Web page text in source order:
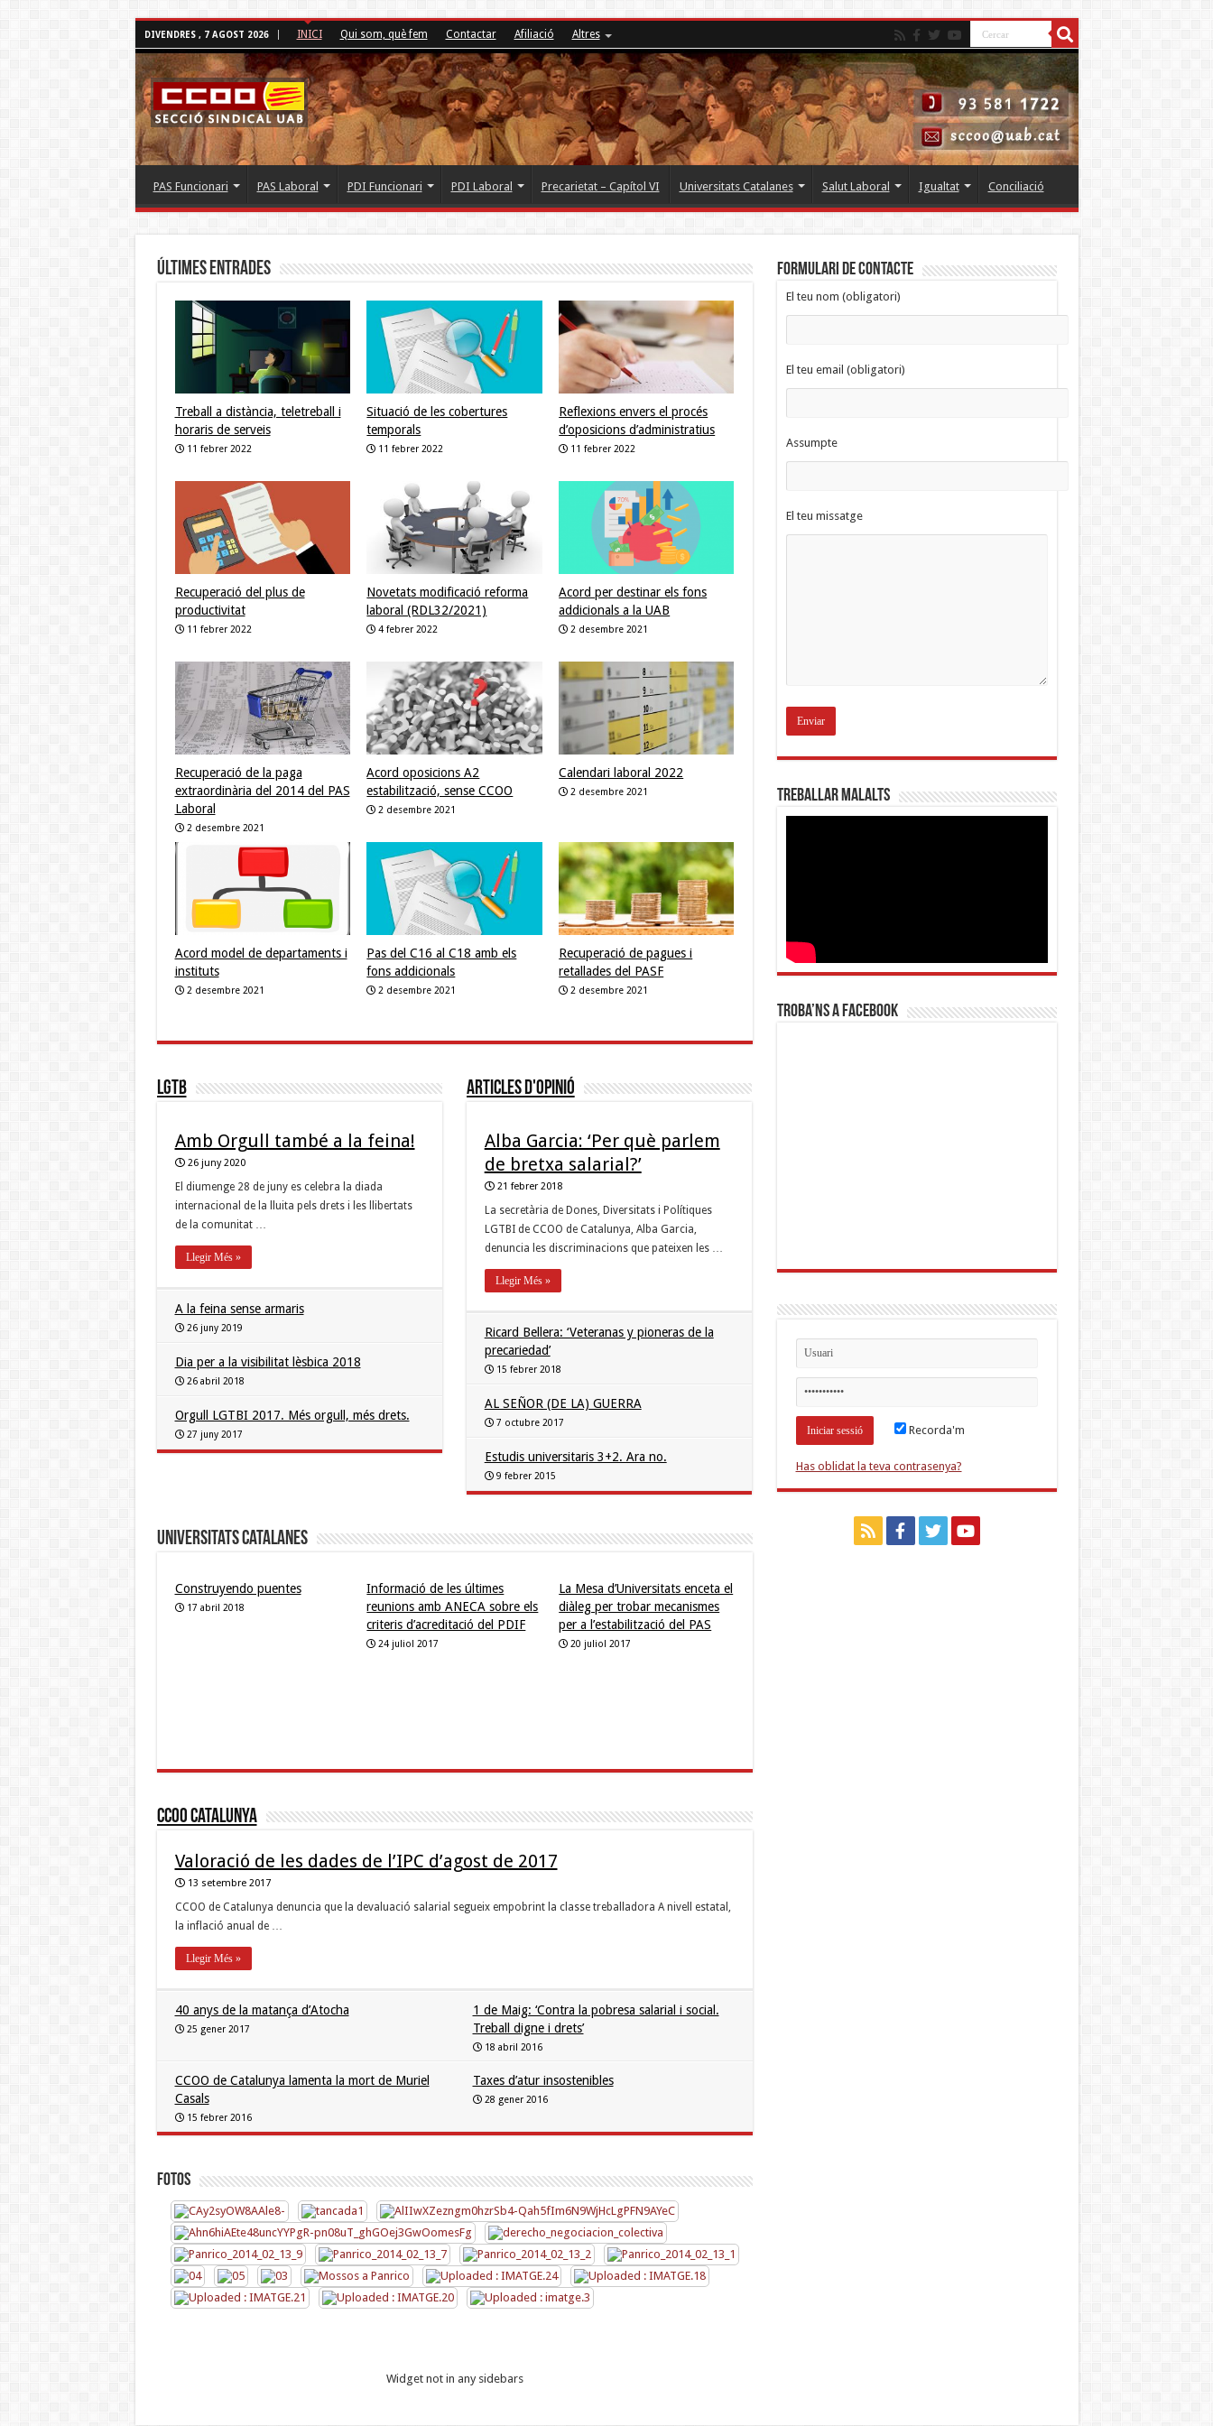
DIVENDRES , 7 AGOST 2026 INICI Qui som, què fem Contactar Afiliació Altres
PAS Funcionari PAS Laboral PDI Funcionari PDI Laboral Precarietat – Capítol VI Universitats Catalanes Salut Laboral Igualtat Conciliació
Últimes Entrades
Treball a distància, teletreball i
horaris de serveis
11 febrer 2022
Situació de les cobertures
temporals
11 febrer 2022
Reflexions envers el procés
d’oposicions d’administratius
11 febrer 2022
Recuperació del plus de
productivitat
11 febrer 2022
Novetats modificació reforma
laboral (RDL32/2021)
4 febrer 2022
Acord per destinar els fons
addicionals a la UAB
2 desembre 2021
Recuperació de la paga
extraordinària del 2014 del PAS
Laboral
2 desembre 2021
Acord oposicions A2
estabilització, sense CCOO
2 desembre 2021
Calendari laboral 2022
2 desembre 2021
Acord model de departaments i
instituts
2 desembre 2021
Pas del C16 al C18 amb els
fons addicionals
2 desembre 2021
Recuperació de pagues i
retallades del PASF
2 desembre 2021
LGTB
Amb Orgull també a la feina!
26 juny 2020
El diumenge 28 de juny es celebra la diada
internacional de la lluita pels drets i les llibertats
de la comunitat …
Llegir Més »
A la feina sense armaris
26 juny 2019
Dia per a la visibilitat lèsbica 2018
26 abril 2018
Orgull LGTBI 2017. Més orgull, més drets.
27 juny 2017
Articles d'opinió
Alba Garcia: ‘Per què parlem
de bretxa salarial?’
21 febrer 2018
La secretària de Dones, Diversitats i Polítiques
LGTBI de CCOO de Catalunya, Alba Garcia,
denuncia les discriminacions que pateixen les …
Llegir Més »
Ricard Bellera: ‘Veteranas y pioneras de la
precariedad’
15 febrer 2018
AL SEÑOR (DE LA) GUERRA
7 octubre 2017
Estudis universitaris 3+2. Ara no.
9 febrer 2015
Universitats Catalanes
Construyendo puentes
17 abril 2018
Informació de les últimes
reunions amb ANECA sobre els
criteris d’acreditació del PDIF
24 juliol 2017
La Mesa d’Universitats enceta el
diàleg per trobar mecanismes
per a l’estabilització del PAS
20 juliol 2017
CCOO Catalunya
Valoració de les dades de l’IPC d’agost de 2017
13 setembre 2017
CCOO de Catalunya denuncia que la devaluació salarial segueix empobrint la classe treballadora A nivell estatal,
la inflació anual de …
Llegir Més »
40 anys de la matança d’Atocha
25 gener 2017
1 de Maig: ‘Contra la pobresa salarial i social.
Treball digne i drets’
18 abril 2016
CCOO de Catalunya lamenta la mort de Muriel
Casals
15 febrer 2016
Taxes d’atur insostenibles
28 gener 2016
Fotos
Widget not in any sidebars
FORMULARI DE CONTACTE
El teu nom (obligatori)
El teu email (obligatori)
Assumpte
El teu missatge
Treballar malalts
Troba’ns a Facebook
Recorda'm
Has oblidat la teva contrasenya?